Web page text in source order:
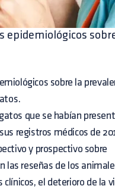
epidemiológicos
sobre la
que se habían
registros médicos de
y prospectivo sobre
las reseñas de los
el deterioro de la